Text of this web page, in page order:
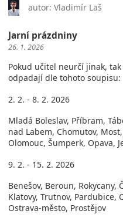
autor: Vladimír Laš
Jarní prázdniny
26. 1. 2026
Pokud učitel neurčí jinak,
odpadají dle tohoto soupisu:
2. 2. - 8. 2. 2026
Mladá Boleslav, Příbram,
nad Labem, Chomutov,
Olomouc, Šumperk, Opava,
9. 2. - 15. 2. 2026
Benešov, Beroun, Rokycany,
Klatovy, Trutnov, Pardubice,
Ostrava-město, Prostějov